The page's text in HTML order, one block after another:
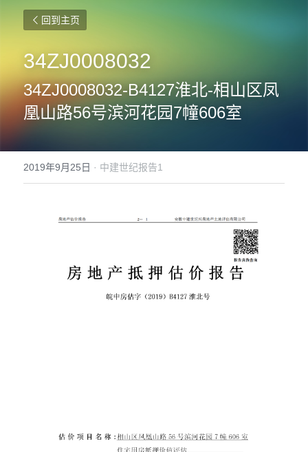
回到主页
34ZJ0008032
34ZJ0008032-B4127淮北-相山区凤
凰山路56号滨河花园7幢606室
2019年9月25日 · 中建世纪报告1